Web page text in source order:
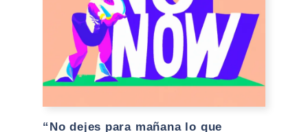
“No dejes para mañana lo que